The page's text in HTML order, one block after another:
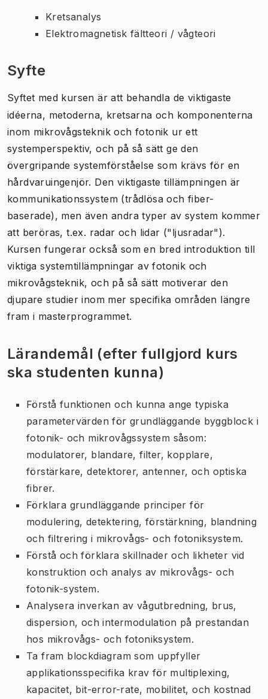
Kretsanalys
Elektromagnetisk fältteori / vågteori
Syfte
Syftet med kursen är att behandla de viktigaste
idéerna, metoderna, kretsarna och komponenterna
inom mikrovågsteknik och fotonik ur ett
systemperspektiv, och på så sätt ge den
övergripande systemförståelse som krävs för en
hårdvaruingenjör. Den viktigaste tillämpningen är
kommunikationssystem (trådlösa och fiber-
baserade), men även andra typer av system kommer
att beröras, t.ex. radar och lidar ("ljusradar").
Kursen fungerar också som en bred introduktion till
viktiga systemtillämpningar av fotonik och
mikrovågsteknik, och på så sätt motiverar den
djupare studier inom mer specifika områden längre
fram i masterprogrammet.
Lärandemål (efter fullgjord kurs
ska studenten kunna)
Förstå funktionen och kunna ange typiska
parametervärden för grundläggande byggblock i
fotonik- och mikrovågssystem såsom:
modulatorer, blandare, filter, kopplare,
förstärkare, detektorer, antenner, och optiska
fibrer.
Förklara grundläggande principer för
modulering, detektering, förstärkning, blandning
och filtrering i mikrovågs- och fotoniksystem.
Förstå och förklara skillnader och likheter vid
konstruktion och analys av mikrovågs- och
fotonik-system.
Analysera inverkan av vågutbredning, brus,
dispersion, och intermodulation på prestandan
hos mikrovågs- och fotoniksystem.
Ta fram blockdiagram som uppfyller
applikationsspecifika krav för multiplexing,
kapacitet, bit-error-rate, mobilitet, och kostnad